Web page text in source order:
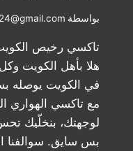
بواسطة
تاكسي رخيص
هلا بأهل الكويت
في الكويت يوصله
مع تاكسي الهواري
لوجهتك، بنخلّيك
بس سايق.